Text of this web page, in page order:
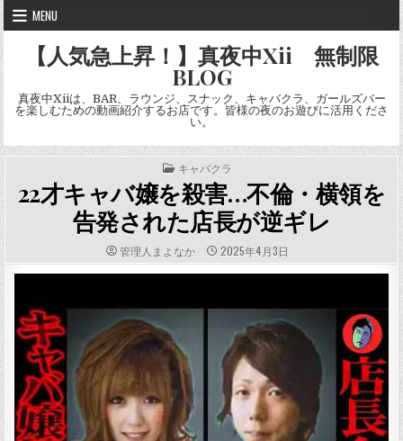
Skip
to
content
MENU
【人気急上昇！】真夜中Xii 無制限
BLOG
真夜中Xiiは、BAR、ラウンジ、スナック、キャバクラ、ガールズバー
を楽しむための動画紹介するお店です。皆様の夜のお遊びに活用くださ
い。
POSTED
IN
キャバクラ
22才キャバ嬢を殺害…不倫・横領を
告発された店長が逆ギレ
AUTHOR:
管理人まよなか PUBLISHED
DATE:
2025年4月3日